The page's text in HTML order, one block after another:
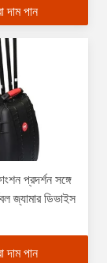
দাম পান
প্রদর্শন সঙ্গে
জ্যামার ডিভাইস
দাম পান